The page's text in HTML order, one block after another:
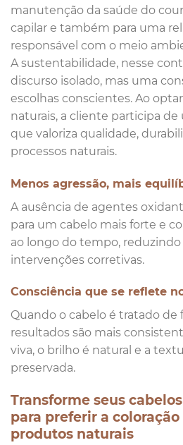
manutenção da saúde do
capilar e também para uma
responsável com o meio
A sustentabilidade, nesse
discurso isolado, mas uma
escolhas conscientes. Ao
naturais, a cliente participa
que valoriza qualidade,
processos naturais.
Menos agressão, mais
A ausência de agentes
para um cabelo mais forte e
ao longo do tempo, reduzindo
intervenções corretivas.
Consciência que se reflete
Quando o cabelo é tratado de
resultados são mais
viva, o brilho é natural e a
preservada.
Transforme seus
para preferir a
produtos naturais